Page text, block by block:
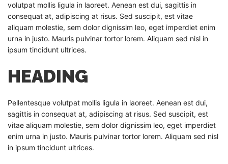
volutpat mollis ligula in laoreet. Aenean est dui, sagittis in
consequat at, adipiscing at risus. Sed suscipit, est vitae
aliquam molestie, sem dolor dignissim leo, eget imperdiet enim
urna in justo. Mauris pulvinar tortor lorem. Aliquam sed nisl in
ipsum tincidunt ultrices.
HEADING
Pellentesque volutpat mollis ligula in laoreet. Aenean est dui,
sagittis in consequat at, adipiscing at risus. Sed suscipit, est
vitae aliquam molestie, sem dolor dignissim leo, eget imperdiet
enim urna in justo. Mauris pulvinar tortor lorem. Aliquam sed nisl
in ipsum tincidunt ultrices.